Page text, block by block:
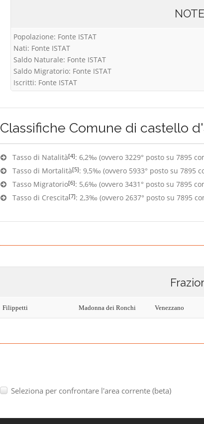
NOTE
Popolazione: Fonte ISTAT
Nati: Fonte ISTAT
Saldo Naturale: Fonte ISTAT
Saldo Migratorio: Fonte ISTAT
Iscritti: Fonte ISTAT
Classifiche Comune di castello
Tasso di Natalità[4]: 6,2‰ (ovvero 3229° posto su 7895
Tasso di Mortalità[5]: 9,5‰ (ovvero 5933° posto su 7895
Tasso Migratorio[6]: 5,6‰ (ovvero 3431° posto su 7895
Tasso di Crescita[7]: 2,3‰ (ovvero 2637° posto su 7895
Filippetti Madonna dei Ronchi Venezzano
Seleziona per confrontare l'area corrente (beta)